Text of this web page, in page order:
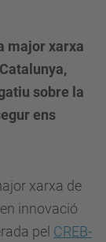
major xarxa
sobre la
ens
xarxa de
innovació
pel CREB-